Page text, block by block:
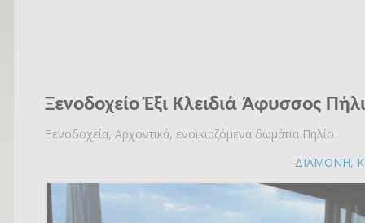
Ξενοδοχείο Έξι Κλειδιά Άφυσσος
Ξενοδοχεία, Αρχοντικά, ενοικιαζόμενα δωμάτια Πηλίο
ΔΙΑΜΟΝΗ,